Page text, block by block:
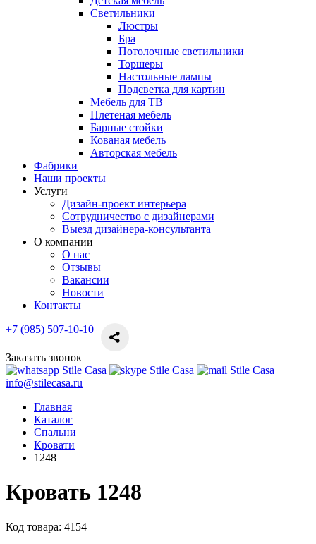
Светильники
Люстры
Бра
Потолочные светильники
Торшеры
Настольные лампы
Подсветка для картин
Мебель для ТВ
Плетеная мебель
Барные стойки
Кованая мебель
Авторская мебель
Фабрики
Наши проекты
Услуги
Дизайн-проект интерьера
Сотрудничество с дизайнерами
Выезд дизайнера-консультанта
О компании
О нас
Отзывы
Вакансии
Новости
Контакты
+7 (985) 507-10-10
Заказать звонок
info@stilecasa.ru
Главная
Каталог
Спальни
Кровати
1248
Кровать 1248
Код товара: 4154